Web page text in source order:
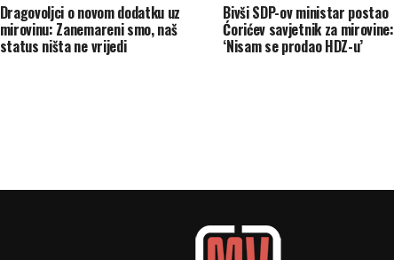
Dragovoljci o novom dodatku uz
mirovinu: Zanemareni smo, naš
status ništa ne vrijedi
Bivši SDP-ov ministar postao
Ćorićev savjetnik za mirovine:
‘Nisam se prodao HDZ-u’